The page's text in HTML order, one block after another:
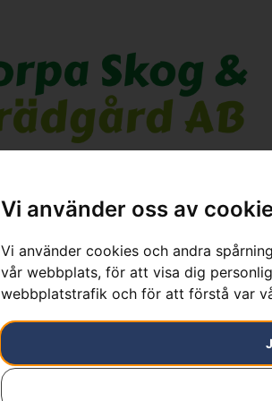
Vi använder oss av
Vi använder cookies och andra
vår webbplats, för att visa dig
webbplatstrafik och för att förstå var